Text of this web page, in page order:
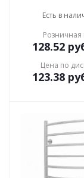
Есть в
Розничная
128.52
Цена по
123.38